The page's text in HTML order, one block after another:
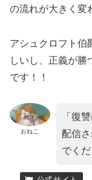
の流れが大きく変
アシュクロフト伯
しいし、正義が勝
です！！
おねこ
「復
配信
でくだ